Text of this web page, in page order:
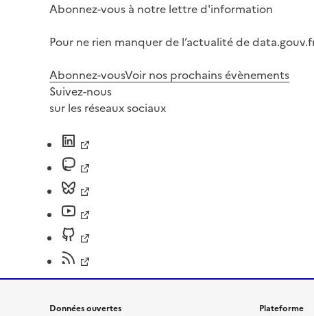
Abonnez-vous à notre lettre d'information
Pour ne rien manquer de l’actualité de
Abonnez-vousVoir nos prochains évènements
Suivez-nous
sur les réseaux sociaux
Données ouvertes
Plateforme